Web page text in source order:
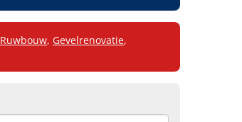
Ruwbouw, Gevelrenovatie,